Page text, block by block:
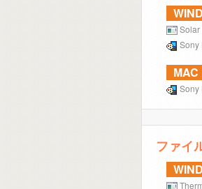
Solar
Sony
MAC
Sony
ファイ